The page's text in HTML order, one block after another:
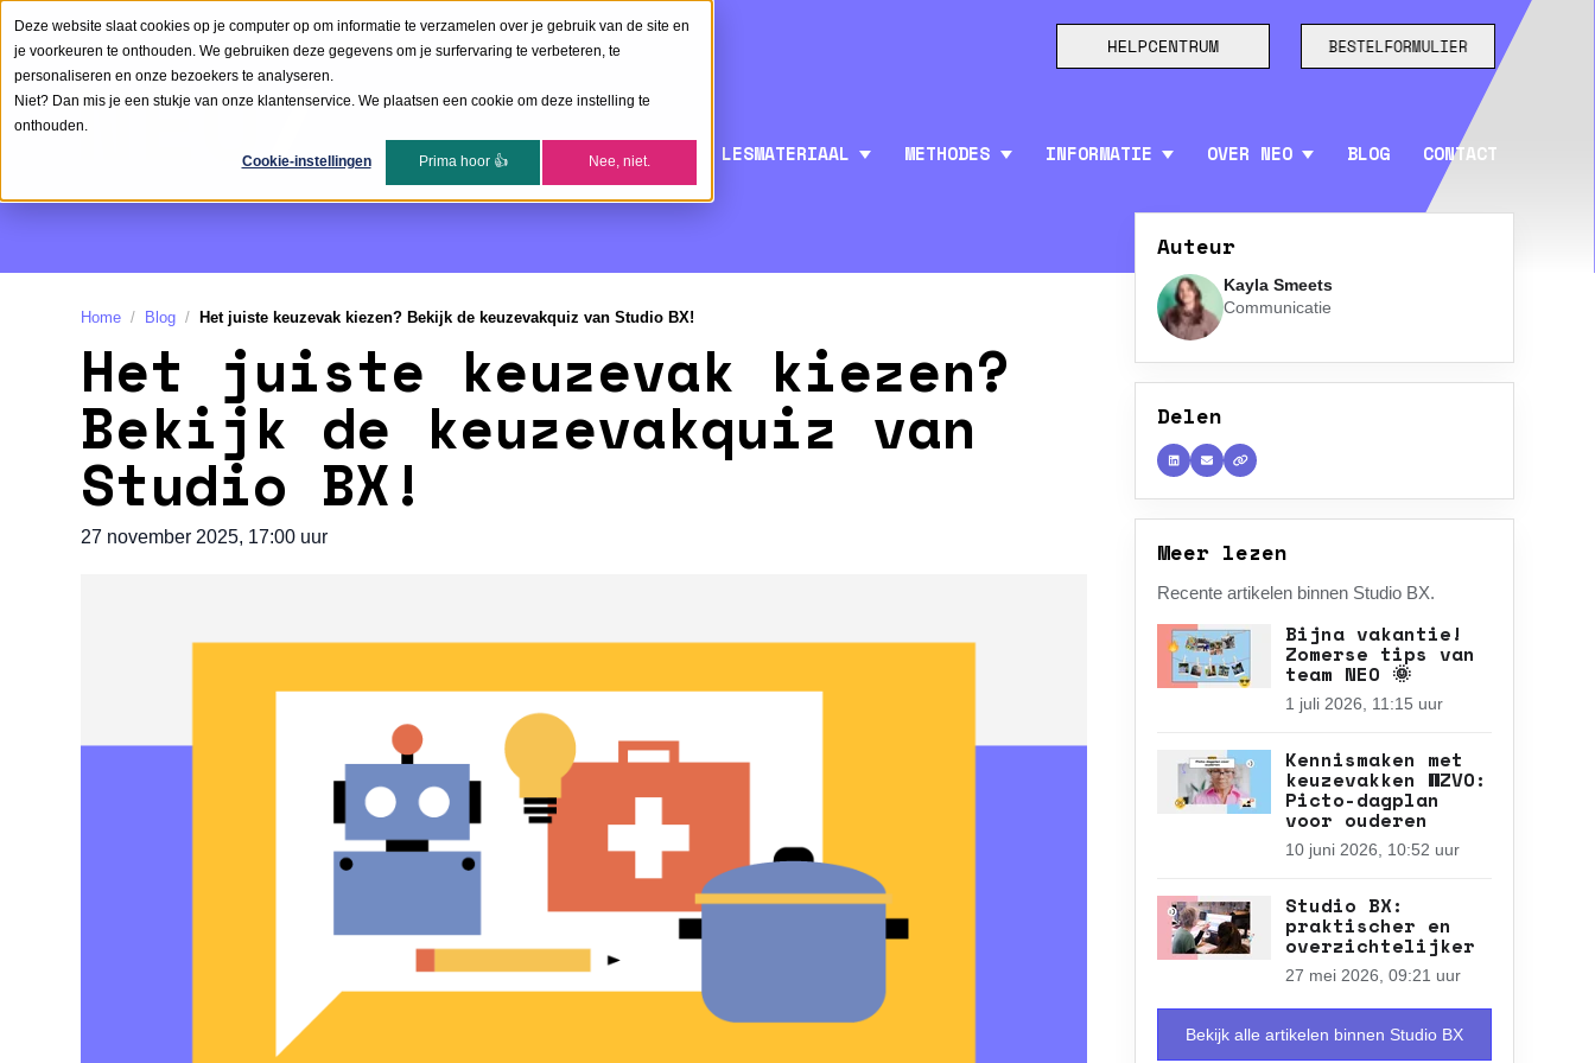
Deze website slaat cookies op je computer op om informatie te verzamelen over je gebruik van de site en
je voorkeuren te onthouden. We gebruiken deze gegevens om je surfervaring te verbeteren, te
personaliseren en onze bezoekers te analyseren.
Niet? Dan mis je een stukje van onze klantenservice. We plaatsen een cookie om deze instelling te
onthouden.
Cookie-instellingen Prima hoor 👍 Nee, niet. LESMATERIAAL METHODES INFORMATIE OVER NEO BLOG CONTACT
Home Blog Het juiste keuzevak kiezen? Bekijk de keuzevakquiz van Studio BX!
Het juiste keuzevak kiezen?
Bekijk de keuzevakquiz van
Studio BX!
27 november 2025, 17:00 uur
Auteur
Kayla Smeets
Communicatie
Delen
Meer lezen
Recente artikelen binnen Studio BX.
Bijna vakantie!
Zomerse tips van
team NEO 🌞
1 juli 2026, 11:15 uur
Kennismaken met
keuzevakken WZVO:
Picto-dagplan
voor ouderen
10 juni 2026, 10:52 uur
Studio BX:
praktischer en
overzichtelijker
27 mei 2026, 09:21 uur
Bekijk alle artikelen binnen Studio BX